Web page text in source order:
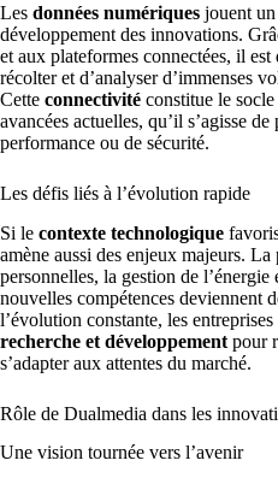
Les données numériques jouent
développement des innovations.
et aux plateformes connectées, il est
récolter et d’analyser d’immenses
Cette connectivité constitue le
avancées actuelles, qu’il s’agisse
performance ou de sécurité.
Les défis liés à l’évolution rapide
Si le contexte technologique
amène aussi des enjeux majeurs.
personnelles, la gestion de
nouvelles compétences deviennent
l’évolution constante, les
recherche et développement pour
s’adapter aux attentes du marché.
Rôle de Dualmedia dans les
Une vision tournée vers l’avenir